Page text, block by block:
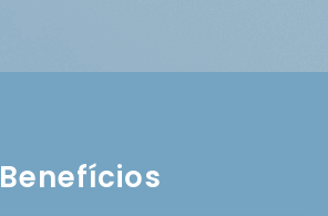
Benefícios